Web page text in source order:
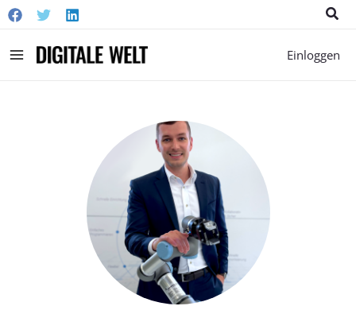
Main
Einloggen